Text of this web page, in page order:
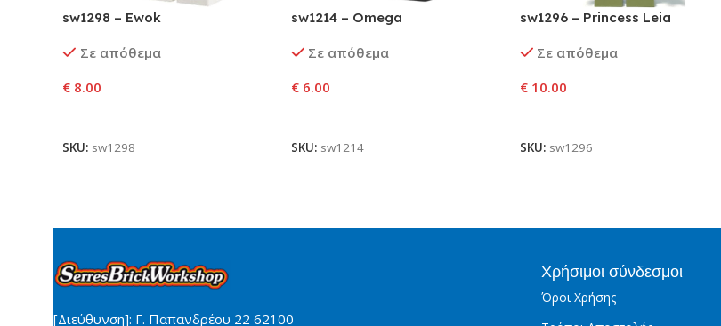
sw1298 – Ewok
Σε απόθεμα
€ 8.00
SKU: sw1298
sw1214 – Omega
Σε απόθεμα
€6.00
SKU: sw1214
sw1296 – Princess Leia
Σε απόθεμα
€10.00
SKU: sw1296
[Διεύθυνση]: Γ. Παπανδρέου 22 62100
Χρήσιμοι σύνδεσμοι
Όροι Χρήσης